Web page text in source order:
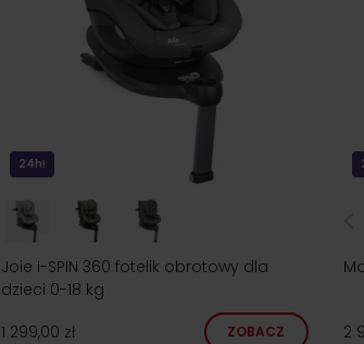
24h!
Joie I-SPIN 360 fotelik obrotowy dla
dzieci 0-18 kg
1 299,00 zł
ZOBACZ 2